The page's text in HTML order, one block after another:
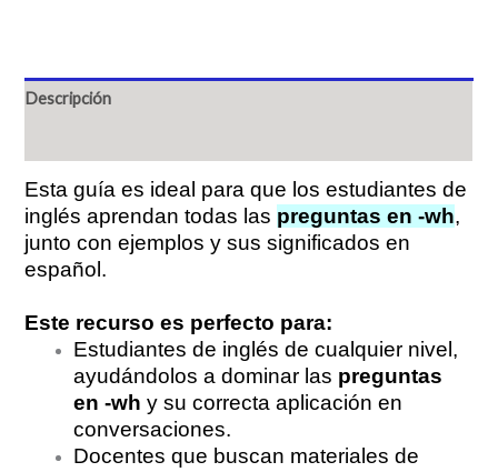
Descripción
Esta guía es ideal para que los estudiantes de
inglés aprendan todas las preguntas en -wh,
junto con ejemplos y sus significados en
español.
Este recurso es perfecto para:
Estudiantes de inglés de cualquier nivel,
ayudándolos a dominar las preguntas
en -wh y su correcta aplicación en
conversaciones.
Docentes que buscan materiales de